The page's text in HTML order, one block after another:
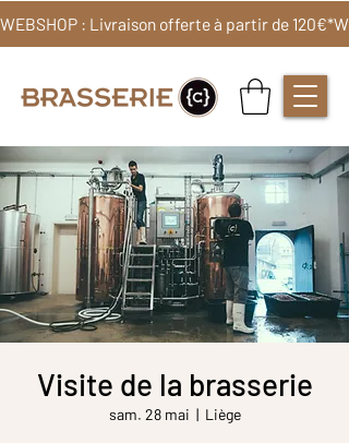
WEBSHOP : Livraison offerte à partir de 120€*
Visite de la brasserie
sam. 28 mai
  |
Liège